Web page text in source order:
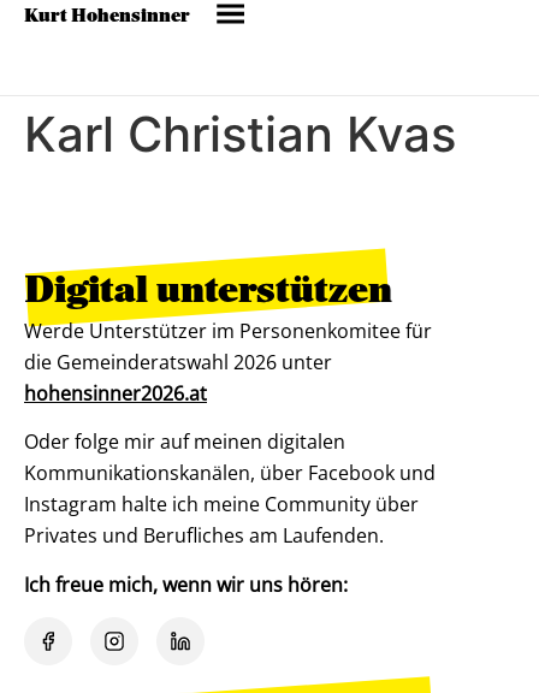
Kurt Hohensinner
Karl Christian Kvas
Digital unterstützen
Werde Unterstützer im Personenkomitee für
die Gemeinderatswahl 2026 unter
hohensinner2026.at
Oder folge mir auf meinen digitalen
Kommunikationskanälen, über Facebook und
Instagram halte ich meine Community über
Privates und Berufliches am Laufenden.
Ich freue mich, wenn wir uns hören: